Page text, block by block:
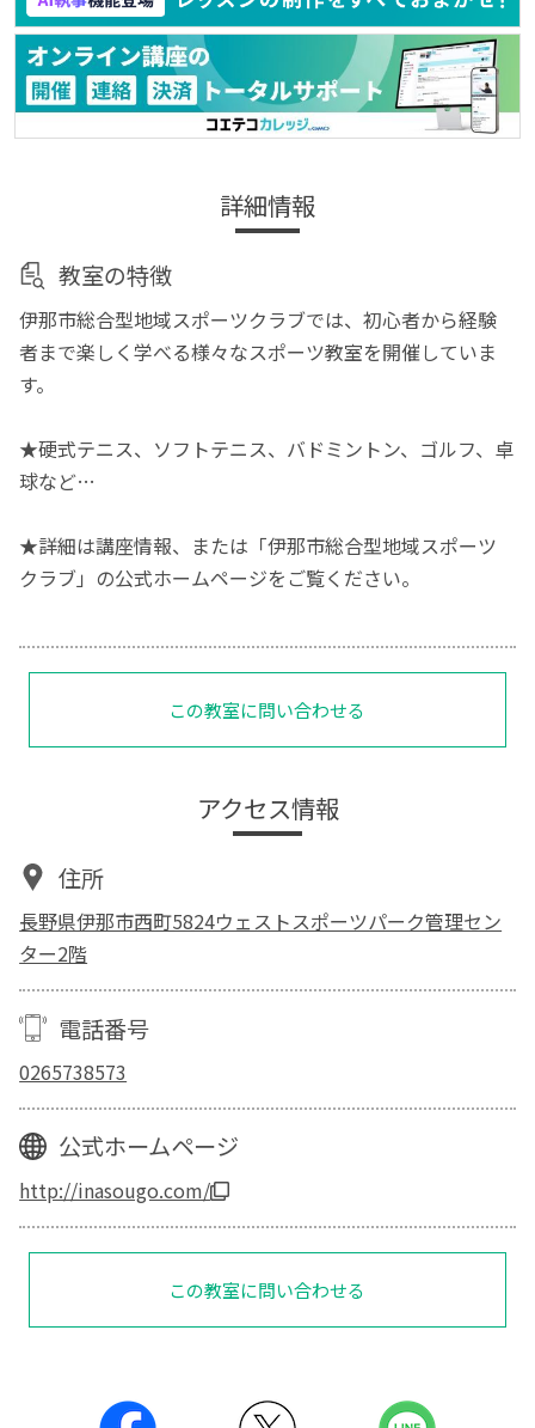
詳細情報
教室の特徴
伊那市総合型地域スポーツクラブでは、初心者から経験
者まで楽しく学べる様々なスポーツ教室を開催していま
す。
★硬式テニス、ソフトテニス、バドミントン、ゴルフ、卓
球など…
★詳細は講座情報、または「伊那市総合型地域スポーツ
クラブ」の公式ホームページをご覧ください。
この教室に問い合わせる
アクセス情報
住所
長野県伊那市西町5824ウェストスポーツパーク管理セン
ター2階
電話番号
0265738573
公式ホームページ
http://inasougo.com/
この教室に問い合わせる